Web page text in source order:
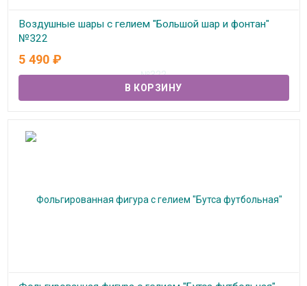
Воздушные шары с гелием "Большой шар и фонтан"
№322
В наличии
5 490 ₽